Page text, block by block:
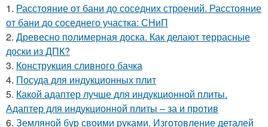
1. Расстояние от бани до соседних строений. Расстояние
от бани до соседнего участка: СНиП
2. Древесно полимерная доска. Как делают террасные
доски из ДПК?
3. Конструкция сливного бачка
4. Посуда для индукционных плит
5. Какой адаптер лучше для индукционной плиты.
Адаптер для индукционной плиты – за и против
6. Земляной бур своими руками. Изготовление деталей